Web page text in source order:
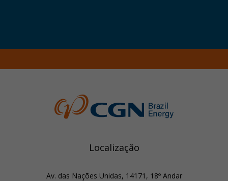
Localização
Av. das Nações Unidas, 14171, 18º Andar